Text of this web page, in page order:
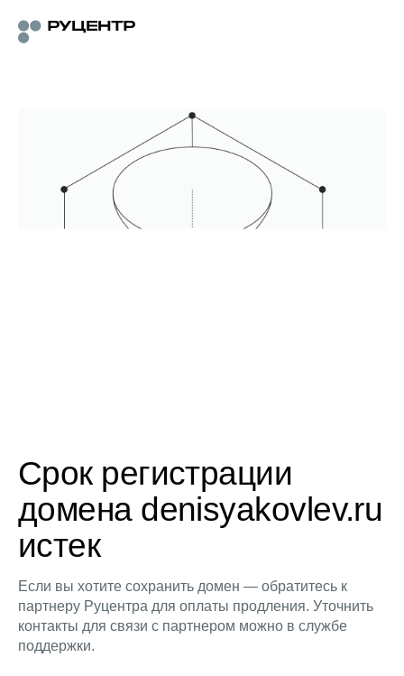
Срок регистрации
домена denisyakovlev.ru
истек
Если вы хотите сохранить домен — обратитесь к
партнеру Руцентра для оплаты продления. Уточнить
контакты для связи с партнером можно в службе
поддержки.